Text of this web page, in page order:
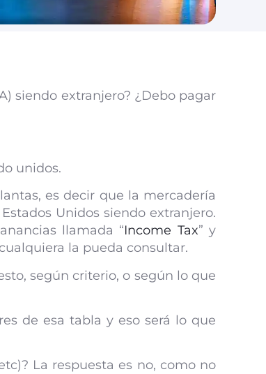
siendo extranjero? ¿Debo pagar
unidos.
es decir que la mercadería
Unidos siendo extranjero.
llamada “Income Tax” y
la pueda consultar.
según criterio, o según lo que
de esa tabla y eso será lo que
La respuesta es no, como no